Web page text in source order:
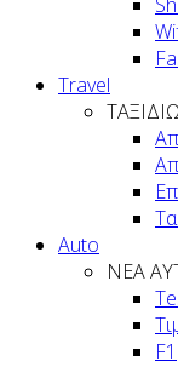
Travel
Auto
NEA
F1